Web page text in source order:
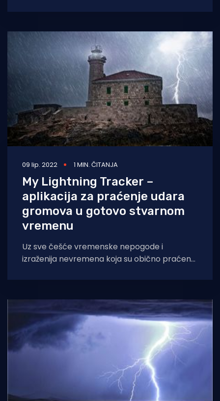
strastveni lovac na oluje.
09 lip. 2022 1 MIN. ČITANJA
My Lightning Tracker –
aplikacija za praćenje udara
gromova u gotovo stvarnom
vremenu
Uz sve češće vremenske nepogode i
izraženija nevremena koja su obično praćena
dobivati na